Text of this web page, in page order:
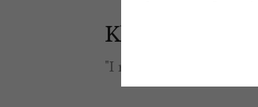
Kleding van
"I really need new